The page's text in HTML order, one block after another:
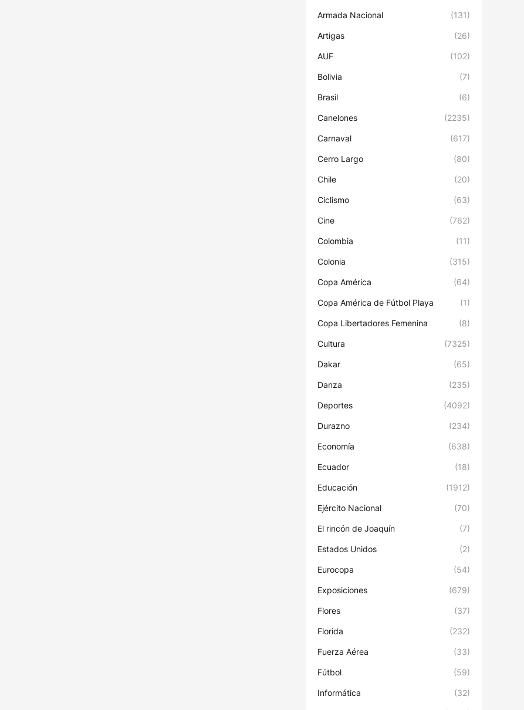
Armada Nacional (131)
Artigas (26)
AUF (102)
Bolivia (7)
Brasil (6)
Canelones (2235)
Carnaval (617)
Cerro Largo (80)
Chile (20)
Ciclismo (63)
Cine (762)
Colombia (11)
Colonia (315)
Copa América (64)
Copa América de Fútbol Playa (1)
Copa Libertadores Femenina (8)
Cultura (7325)
Dakar (65)
Danza (235)
Deportes (4092)
Durazno (234)
Economía (638)
Ecuador (18)
Educación (1912)
Ejército Nacional (70)
El rincón de Joaquín (7)
Estados Unidos (2)
Eurocopa (54)
Exposiciones (679)
Flores (37)
Florida (232)
Fuerza Aérea (33)
Fútbol (59)
Informática (32)